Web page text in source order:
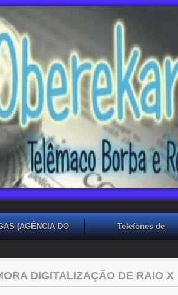
(AGÊNCIA DO
Telefones de
DIGITALIZAÇÃO DE RAIO X